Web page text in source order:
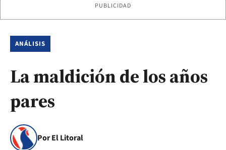
PUBLICIDAD
ANÁLISIS
La maldición de los años
pares
Por El Litoral